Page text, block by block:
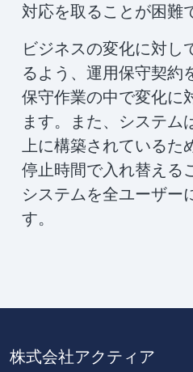
対応を取ることが困難
ビジネスの変化に対し
るよう、運用保守契約
保守作業の中で変化に
ます。また、システム
上に構築されているた
停止時間で入れ替える
システムを全ユーザー
す。
株式会社アクティア